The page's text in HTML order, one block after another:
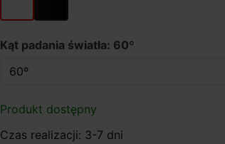
Kąt padania światła: 60º
Produkt dostępny
Czas realizacji: 3-7 dni